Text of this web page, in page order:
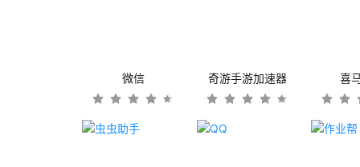
微信 奇游手游加速器 喜